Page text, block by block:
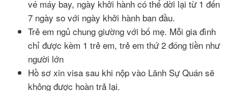
vé máy bay, ngày khởi hành có thể dời lại từ 1 đến
7 ngày so với ngày khởi hành ban đầu.
Trẻ em ngủ chung giường với bố mẹ. Mỗi gia đình
chỉ được kèm 1 trẻ em, trẻ em thứ 2 đóng tiền như
người lớn
Hồ sơ xin visa sau khi nộp vào Lãnh Sự Quán sẽ
không được hoàn trả lại.